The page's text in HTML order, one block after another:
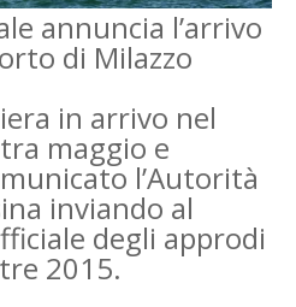
annuncia l’arrivo
di Milazzo
in arrivo nel
maggio e
l’Autorità
inviando al
degli approdi
2015.